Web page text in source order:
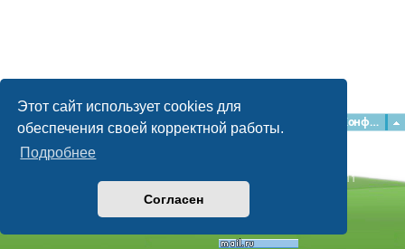
Этот сайт использует cookies для
обеспечения своей корректной работы.
Подробнее
Согласен
Главная Форумы Конфиденциальность
Наша команда
Time: 0.059s| Peak Memory Usage: 2.16 МБ | GZIP: Off |
Queries: 11
© phpBB Guru, 2004—2026
Powered by
Style byArtodia